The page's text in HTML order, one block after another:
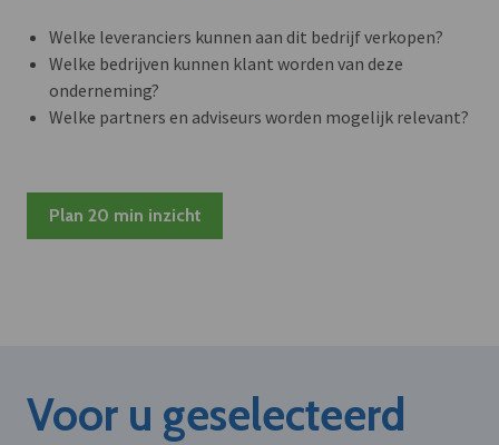
Welke leveranciers kunnen aan dit bedrijf verkopen?
Welke bedrijven kunnen klant worden van deze
onderneming?
Welke partners en adviseurs worden mogelijk relevant?
Plan 20 min inzicht
Voor u geselecteerd